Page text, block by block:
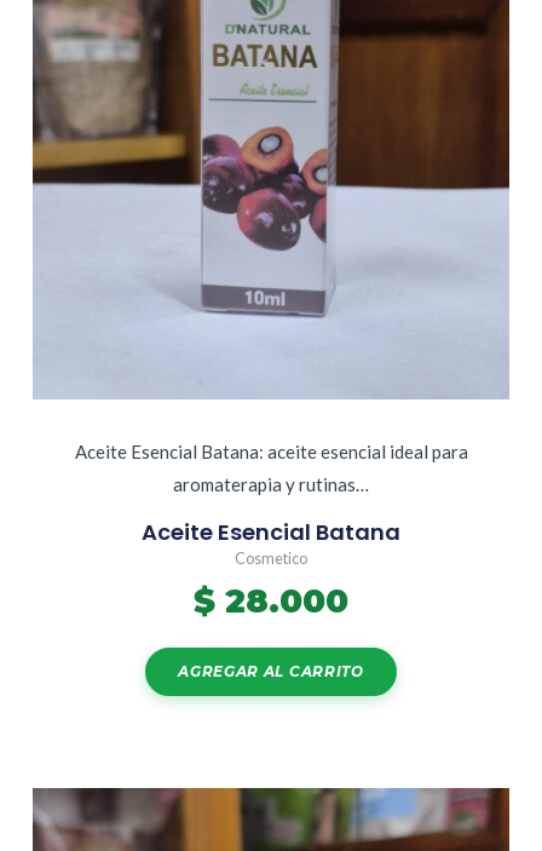
Aceite Esencial Batana: aceite esencial ideal para
aromaterapia y rutinas…
Aceite Esencial Batana
Cosmetico
$ 28.000
AGREGAR AL CARRITO